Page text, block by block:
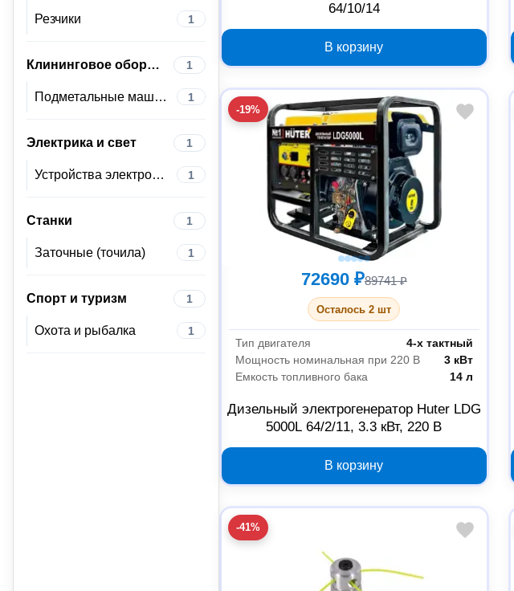
Резчики 1
Клининговое оборудование 1
Подметальные машины 1
Электрика и свет 1
Устройства электропитания 1
Станки 1
Заточные (точила) 1
Спорт и туризм 1
Охота и рыбалка 1
64/10/14
В корзину
-19%
72690 ₽89741 ₽
Осталось 2 шт
Тип двигателя
4-х тактный
Мощность номинальная при 220 В
3 кВт
Емкость топливного бака
14 л
Дизельный электрогенератор Huter LDG
5000L 64/2/11, 3.3 кВт, 220 В
В корзину
-41%